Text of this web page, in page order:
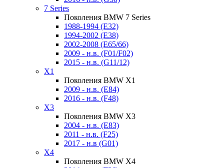
7 Series
Поколения BMW 7 Series
1988-1994 (E32)
1994-2002 (E38)
2002-2008 (E65/66)
2009 - н.в. (F01/F02)
2015 - н.в. (G11/12)
X1
Поколения BMW X1
2009 - н.в. (E84)
2016 - н.в. (F48)
X3
Поколения BMW X3
2004 - н.в. (E83)
2011 - н.в. (F25)
2017 - н.в (G01)
X4
Поколения BMW X4